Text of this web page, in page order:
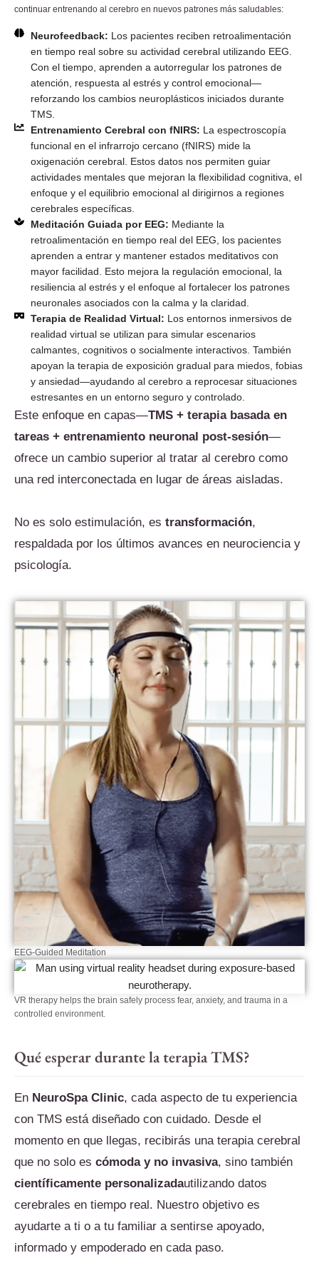
continuar entrenando al cerebro en nuevos patrones más saludables:
Neurofeedback: Los pacientes reciben retroalimentación
en tiempo real sobre su actividad cerebral utilizando EEG.
Con el tiempo, aprenden a autorregular los patrones de
atención, respuesta al estrés y control emocional—
reforzando los cambios neuroplásticos iniciados durante
TMS.
Entrenamiento Cerebral con fNIRS: La espectroscopía
funcional en el infrarrojo cercano (fNIRS) mide la
oxigenación cerebral. Estos datos nos permiten guiar
actividades mentales que mejoran la flexibilidad cognitiva, el
enfoque y el equilibrio emocional al dirigirnos a regiones
cerebrales específicas.
Meditación Guiada por EEG: Mediante la
retroalimentación en tiempo real del EEG, los pacientes
aprenden a entrar y mantener estados meditativos con
mayor facilidad. Esto mejora la regulación emocional, la
resiliencia al estrés y el enfoque al fortalecer los patrones
neuronales asociados con la calma y la claridad.
Terapia de Realidad Virtual: Los entornos inmersivos de
realidad virtual se utilizan para simular escenarios
calmantes, cognitivos o socialmente interactivos. También
apoyan la terapia de exposición gradual para miedos, fobias
y ansiedad—ayudando al cerebro a reprocesar situaciones
estresantes en un entorno seguro y controlado.
Este enfoque en capas—TMS + terapia basada en
tareas + entrenamiento neuronal post-sesión—
ofrece un cambio superior al tratar al cerebro como
una red interconectada en lugar de áreas aisladas.
No es solo estimulación, es transformación,
respaldada por los últimos avances en neurociencia y
psicología.
EEG-Guided Meditation
VR therapy helps the brain safely process fear, anxiety, and trauma in a
controlled environment.
Qué esperar durante la terapia TMS?
En NeuroSpa Clinic, cada aspecto de tu experiencia
con TMS está diseñado con cuidado. Desde el
momento en que llegas, recibirás una terapia cerebral
que no solo es cómoda y no invasiva, sino también
científicamente personalizadautilizando datos
cerebrales en tiempo real. Nuestro objetivo es
ayudarte a ti o a tu familiar a sentirse apoyado,
informado y empoderado en cada paso.